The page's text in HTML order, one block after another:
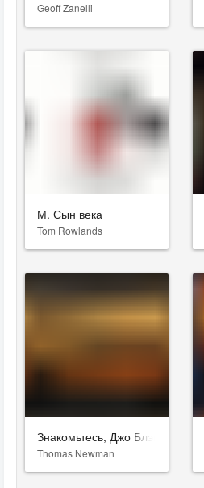
Geoff Zanelli
М. Сын века
Tom Rowlands
Знакомьтесь, Джо Блэк
Thomas Newman